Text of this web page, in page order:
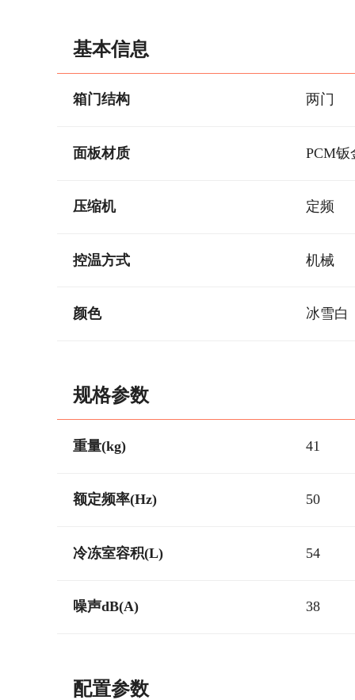
基本信息
箱门结构 两门
面板材质 PCM钣
压缩机 定频
控温方式 机械
颜色 冰雪白
规格参数
重量(kg) 41
额定频率(Hz) 50
冷冻室容积(L) 54
噪声dB(A) 38
配置参数